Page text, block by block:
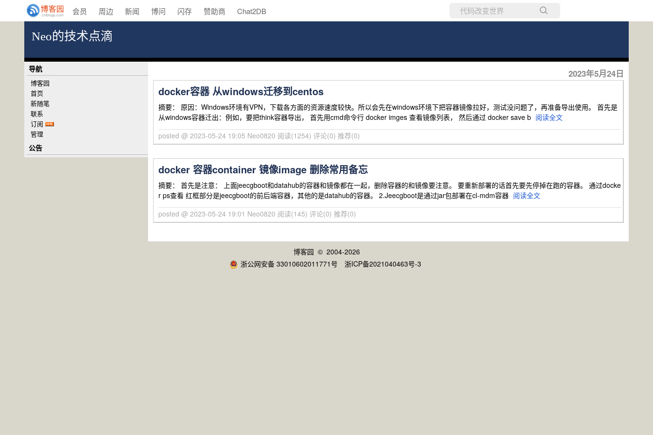
会员 周边 新闻 博问 闪存 赞助商 Chat2DB
Neo的技术点滴
2023年5月24日
docker容器 从windows迁移到centos
摘要： 原因：Windows环境有VPN，下载各方面的资源速度较快。所以会先在windows环境下把容器镜像拉好，测试没问题了，再准备导出使用。 首先是
从windows容器迁出：例如，要把think容器导出， 首先用cmd命令行 docker imges 查看镜像列表， 然后通过 docker save b 阅读全文
posted @ 2023-05-24 19:05 Neo0820 阅读(1254) 评论(0) 推荐(0)
docker 容器container 镜像image 删除常用备忘
摘要： 首先是注意： 上面jeecgboot和datahub的容器和镜像都在一起，删除容器的和镜像要注意。 要重新部署的话首先要先停掉在跑的容器。 通过docke
r ps查看 红框部分是jeecgboot的前后端容器，其他的是datahub的容器。 2.Jeecgboot是通过jar包部署在cl-mdm容器 阅读全文
posted @ 2023-05-24 19:01 Neo0820 阅读(145) 评论(0) 推荐(0)
导航
博客园
首页
新随笔
联系
订阅
管理
公告
博客园 © 2004-2026
浙公网安备 33010602011771号
浙ICP备2021040463号-3